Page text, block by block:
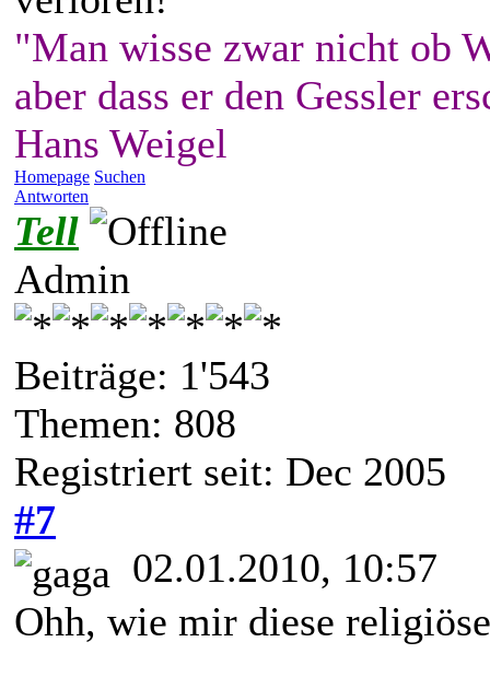
"Man wisse zwar nicht ob
aber dass er den Gessler
Hans Weigel
Homepage Suchen
Antworten
Tell
Admin
Beiträge: 1'543
Themen: 808
Registriert seit: Dec 2005
#7
02.01.2010, 10:57
Ohh, wie mir diese